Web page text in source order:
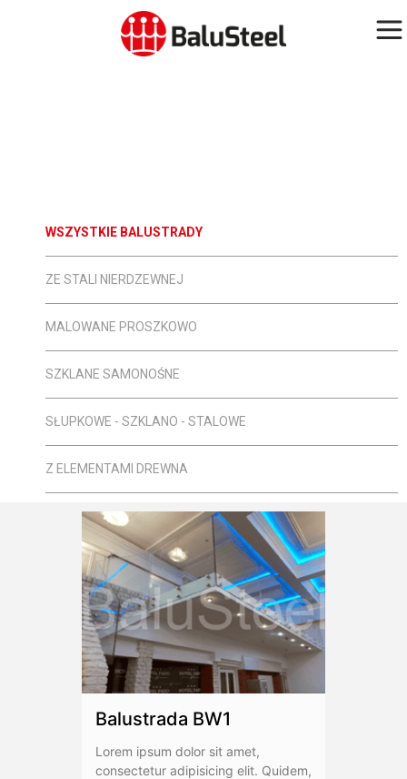
WSZYSTKIE BALUSTRADY
ZE STALI NIERDZEWNEJ
MALOWANE PROSZKOWO
SZKLANE SAMONOŚNE
SŁUPKOWE - SZKLANO - STALOWE
Z ELEMENTAMI DREWNA
Balustrada BW1
Lorem ipsum dolor sit amet,
consectetur adipisicing elit. Quidem,